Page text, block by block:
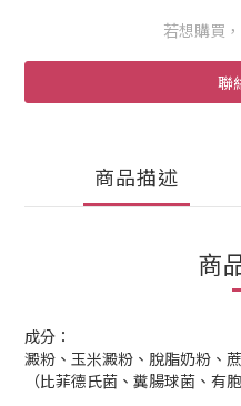
若想購買
聯
商品描述
商
成分：
澱粉、玉米澱粉、脫脂奶粉、
（比菲德氏菌、糞腸球菌、有